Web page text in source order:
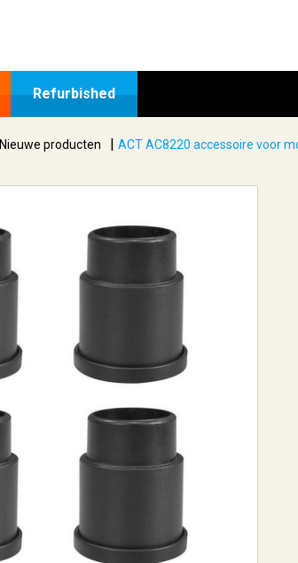
Refurbished
Nieuwe producten | ACT AC8220 accessoire voor